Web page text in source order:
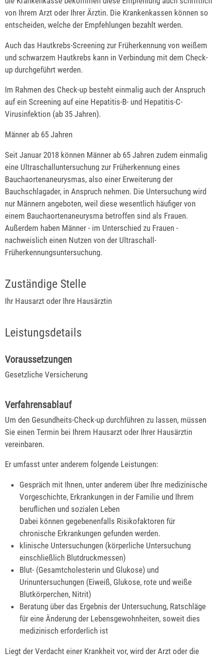
von Ihrem Arzt oder Ihrer Ärztin. Die Krankenkassen können so
entscheiden, welche der Empfehlungen bezahlt werden.
Auch das Hautkrebs-Screening zur Früherkennung von weißem
und schwarzem Hautkrebs kann in Verbindung mit dem Check-
up durchgeführt werden.
Im Rahmen des Check-up besteht einmalig auch der Anspruch
auf ein Screening auf eine Hepatitis-B- und Hepatitis-C-
Virusinfektion (ab 35 Jahren).
Männer ab 65 Jahren
Seit Januar 2018 können Männer ab 65 Jahren zudem einmalig
eine Ultraschalluntersuchung zur Früherkennung eines
Bauchaortenaneurysmas, also einer Erweiterung der
Bauchschlagader, in Anspruch nehmen. Die Untersuchung wird
nur Männern angeboten, weil diese wesentlich häufiger von
einem Bauchaortenaneurysma betroffen sind als Frauen.
Außerdem haben Männer - im Unterschied zu Frauen -
nachweislich einen Nutzen von der Ultraschall-
Früherkennungsuntersuchung.
Zuständige Stelle
Ihr Hausarzt oder Ihre Hausärztin
Leistungsdetails
Voraussetzungen
Gesetzliche Versicherung
Verfahrensablauf
Um den Gesundheits-Check-up durchführen zu lassen, müssen
Sie einen Termin bei Ihrem Hausarzt oder Ihrer Hausärztin
vereinbaren.
Er umfasst unter anderem folgende Leistungen:
Gespräch mit Ihnen, unter anderem über Ihre medizinische
Vorgeschichte, Erkrankungen in der Familie und Ihrem
beruflichen und sozialen Leben
Dabei können gegebenenfalls Risikofaktoren für
chronische Erkrankungen gefunden werden.
klinische Untersuchungen (körperliche Untersuchung
einschließlich Blutdruckmessen)
Blut- (Gesamtcholesterin und Glukose) und
Urinuntersuchungen (Eiweiß, Glukose, rote und weiße
Blutkörperchen, Nitrit)
Beratung über das Ergebnis der Untersuchung, Ratschläge
für eine Änderung der Lebensgewohnheiten, soweit dies
medizinisch erforderlich ist
Liegt der Verdacht einer Krankheit vor, wird der Arzt oder die